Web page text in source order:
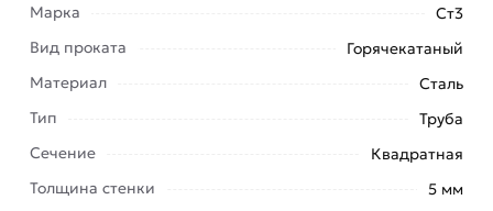
Трубы квадратного сечения способны
обеспечить легкость конструкций с
одновременной высокой жесткостью,
надежностью и долговечностью.
Проф трубу выгоднее использовать по
сравнения с балками, швеллерами, уголками.
Марка
Ст3
Вид проката
Горячекатаный
Материал
Сталь
Тип
Труба
Сечение
Квадратная
Толщина стенки
5 мм